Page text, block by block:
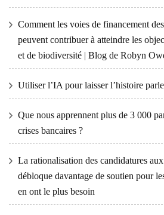
Comment les voies de financement
peuvent contribuer à atteindre les
et de biodiversité | Blog de Robyn
Utiliser l’IA pour laisser l’histoire
Que nous apprennent plus de 3 000
crises bancaires ?
La rationalisation des candidatures
débloque davantage de soutien pour
en ont le plus besoin